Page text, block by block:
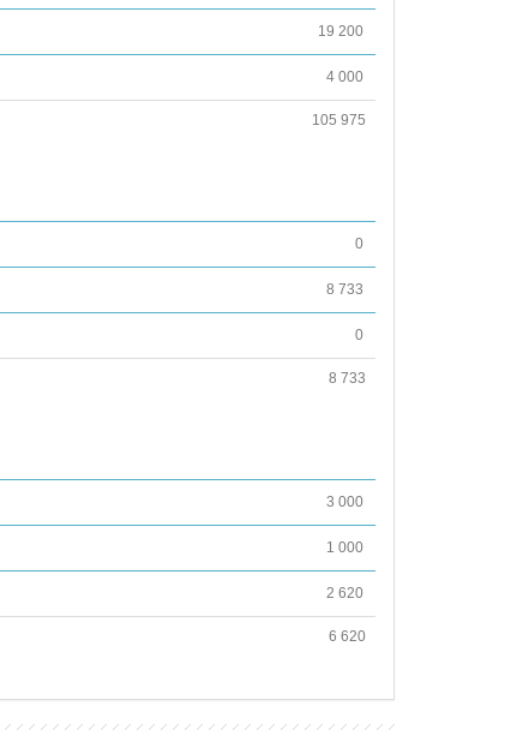
19 200
4 000
105 975
0
8 733
0
8 733
3 000
1 000
2 620
6 620